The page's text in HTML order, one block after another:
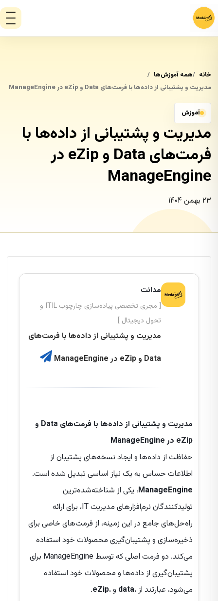
خانه
همه آموزش‌ها
مدیریت و پشتیبانی از داده‌ها با فرمت‌های Data و eZip در ManageEngine
آموزش
مدیریت و پشتیبانی از داده‌ها با
فرمت‌های Data و eZip در
ManageEngine
۲۳ بهمن ۱۴۰۴
مدانت
[ مجری تخصصی پیاده‌سازی چارچوب ITIL و
تحول دیجیتال ]
مدیریت و پشتیبانی از داده‌ها با فرمت‌های
Data و eZip در ManageEngine
مدیریت و پشتیبانی از داده‌ها با فرمت‌های Data و
eZip در ManageEngine
حفاظت از داده‌ها و ایجاد نسخه‌های پشتیبان از
اطلاعات حساس به یک نیاز اساسی تبدیل شده است.
ManageEngine، یکی از شناخته‌شده‌ترین
تولیدکنندگان نرم‌افزارهای مدیریت IT، برای ارائه
راه‌حل‌های جامع در این زمینه، از فرمت‌های خاصی برای
ذخیره‌سازی و پشتیبان‌گیری محصولات خود استفاده
می‌کند. دو فرمت اصلی که توسط ManageEngine برای
پشتیبان‌گیری از داده‌ها و محصولات خود استفاده
می‌شود، عبارتند از.data و.eZip
.